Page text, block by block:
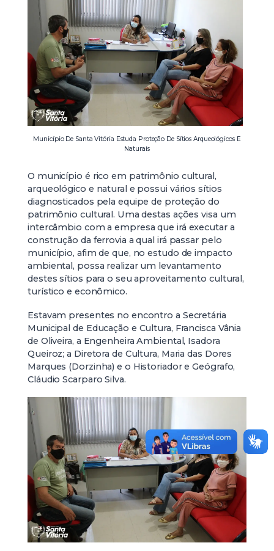
Município De Santa Vitória Estuda Proteção De Sítios Arqueológicos E
Naturais
O município é rico em patrimônio cultural,
arqueológico e natural e possui vários sítios
diagnosticados pela equipe de proteção do
patrimônio cultural. Uma destas ações visa um
intercâmbio com a empresa que irá executar a
construção da ferrovia a qual irá passar pelo
município, afim de que, no estudo de impacto
ambiental, possa realizar um levantamento
destes sítios para o seu aproveitamento cultural,
turístico e econômico.
Estavam presentes no encontro a Secretária
Municipal de Educação e Cultura, Francisca Vânia
de Oliveira, a Engenheira Ambiental, Isadora
Queiroz; a Diretora de Cultura, Maria das Dores
Marques (Dorzinha) e o Historiador e Geógrafo,
Cláudio Scarparo Silva.